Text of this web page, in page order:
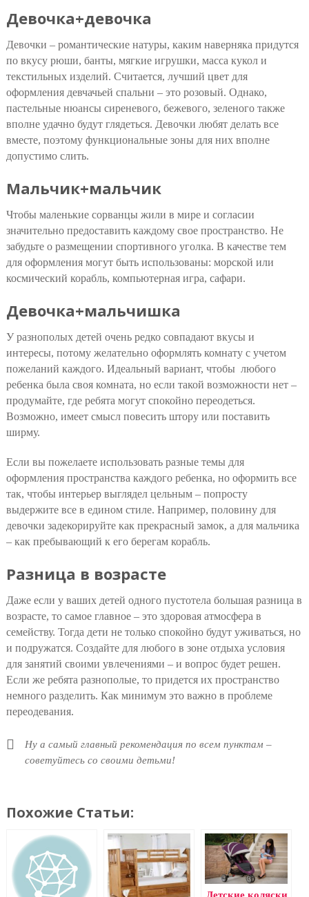
Девочка+девочка
Девочки – романтические натуры, каким наверняка придутся
по вкусу рюши, банты, мягкие игрушки, масса кукол и
текстильных изделий. Считается, лучший цвет для
оформления девчачьей спальни – это розовый. Однако,
пастельные нюансы сиреневого, бежевого, зеленого также
вполне удачно будут глядеться. Девочки любят делать все
вместе, поэтому функциональные зоны для них вполне
допустимо слить.
Мальчик+мальчик
Чтобы маленькие сорванцы жили в мире и согласии
значительно предоставить каждому свое пространство. Не
забудьте о размещении спортивного уголка. В качестве тем
для оформления могут быть использованы: морской или
космический корабль, компьютерная игра, сафари.
Девочка+мальчишка
У разнополых детей очень редко совпадают вкусы и
интересы, потому желательно оформлять комнату с учетом
пожеланий каждого. Идеальный вариант, чтобы любого
ребенка была своя комната, но если такой возможности нет –
продумайте, где ребята могут спокойно переодеться.
Возможно, имеет смысл повесить штору или поставить
ширму.
Если вы пожелаете использовать разные темы для
оформления пространства каждого ребенка, но оформить все
так, чтобы интерьер выглядел цельным – попросту
выдержите все в едином стиле. Например, половину для
девочки задекорируйте как прекрасный замок, а для мальчика
– как пребывающий к его берегам корабль.
Разница в возрасте
Даже если у ваших детей одного пустотела большая разница в
возрасте, то самое главное – это здоровая атмосфера в
семейству. Тогда дети не только спокойно будут уживаться, но
и подружатся. Создайте для любого в зоне отдыха условия
для занятий своими увлечениями – и вопрос будет решен.
Если же ребята разнополые, то придется их пространство
немного разделить. Как минимум это важно в проблеме
переодевания.
Ну а самый главный рекомендация по всем пунктам –
советуйтесь со своими детьми!
Похожие Статьи: